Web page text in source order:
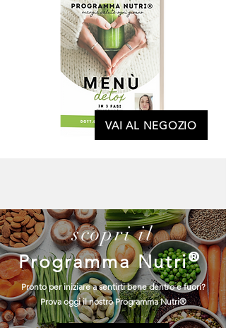
VAI AL NEGOZIO
scopri il
Programma Nutri®
Pronto per iniziare a sentirti bene dentro e fuori?
Prova oggi il nostro Programma Nutri®